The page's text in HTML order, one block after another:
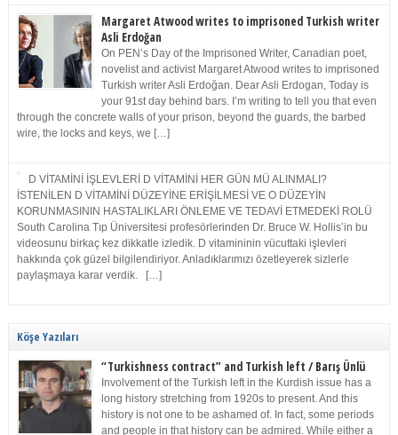
Margaret Atwood writes to imprisoned Turkish writer
Asli Erdoğan
On PEN’s Day of the Imprisoned Writer, Canadian poet,
novelist and activist Margaret Atwood writes to imprisoned
Turkish writer Asli Erdoğan. Dear Asli Erdogan, Today is
your 91st day behind bars. I’m writing to tell you that even
through the concrete walls of your prison, beyond the guards, the barbed
wire, the locks and keys, we […]
D VİTAMİNİ İŞLEVLERİ D VİTAMİNİ HER GÜN MÜ ALINMALI?
İSTENİLEN D VİTAMİNİ DÜZEYİNE ERİŞİLMESİ VE O DÜZEYİN
KORUNMASININ HASTALIKLARI ÖNLEME VE TEDAVİ ETMEDEKİ ROLÜ
South Carolina Tıp Üniversitesi profesörlerinden Dr. Bruce W. Hollis’in bu
videosunu birkaç kez dikkatle izledik. D vitamininin vücuttaki işlevleri
hakkında çok güzel bilgilendiriyor. Anladıklarımızı özetleyerek sizlerle
paylaşmaya karar verdik. […]
Köşe Yazıları
“Turkishness contract” and Turkish left / Barış Ünlü
Involvement of the Turkish left in the Kurdish issue has a
long history stretching from 1920s to present. And this
history is not one to be ashamed of. In fact, some periods
and people in that history can be admired. While either a